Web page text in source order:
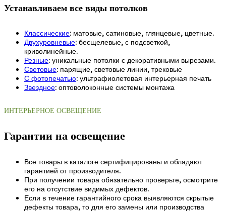
Устанавливаем все виды потолков
Классические: матовые, сатиновые, глянцевые, цветные.
Двухуровневые: бесщелевые, с подсветкой,
криволинейные.
Резные: уникальные потолки с декоративными вырезами.
Световые: парящие, световые линии, трековые
С фотопечатью: ультрафиолетовая интерьерная печать
Звездное: оптоволоконные системы монтажа
ИНТЕРЬЕРНОЕ ОСВЕЩЕНИЕ
Гарантии на освещение
Все товары в каталоге сертифицированы и обладают
гарантией от производителя.
При получении товара обязательно проверьте, осмотрите
его на отсутствие видимых дефектов.
Если в течение гарантийного срока выявляются скрытые
дефекты товара, то для его замены или производства